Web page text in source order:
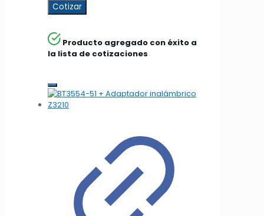
Cotizar
Producto agregado con éxito a
la lista de cotizaciones